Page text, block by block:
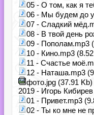
05 - О том, как я
06 - Мы будем до
07 - Сладкий
08 - В твой день
09 - Пополам.mp3
10 - Кино.mp3
11 - Счастье
12 - Наташа.mp3
фото.jpg (37.91 Kb)
2019 - Игорь
01 - Привет.mp3
02 - Ты ко мне не